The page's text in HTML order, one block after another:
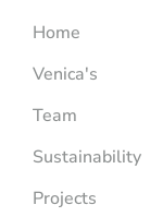
Home
Venica's
Team
Sustainability
Projects